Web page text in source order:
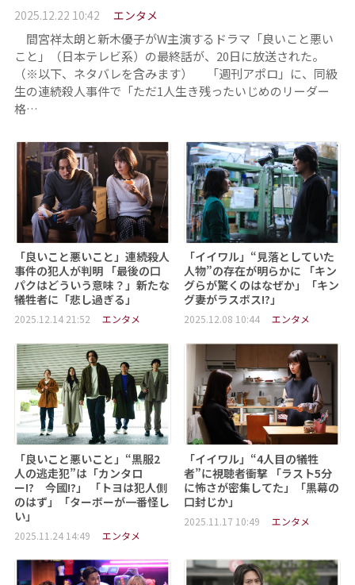
2025.12.22 10:42 エンタメ
間宮祥太朗と新木優子がW主演するドラマ「良いこと悪い
こと」（日本テレビ系）の最終話が、20日に放送された。
（※以下、ネタバレを含みます） 「週刊アポロ」に、同級
生の連続殺人事件で「ただ1人生き残ったいじめのリーダー
格…
「良いこと悪いこと」連続殺人
事件の犯人が判明 「最後の口
パクはどういう意味？」新たな
犠牲者に「悲し過ぎる」
2025.12.14 21:52 エンタメ
「イイワル」“見落としていた
人物”の存在が明らかに 「キン
グらが驚くのはなぜか」「キン
グ妻がラスボス!?」
2025.12.08 10:44 エンタメ
「良いこと悪いこと」“黒服2
人の逃走犯”は「カンタロ
ー!? 今國!?」 「トヨは犯人側
のはず」「ターボーが一番怪し
い」
2025.11.24 14:49 エンタメ
「イイワル」“4人目の犠牲
者”に視聴者衝撃 「ラスト5分
に怖さが密集してた」「黒幕の
口封じか」
2025.11.17 10:49 エンタメ